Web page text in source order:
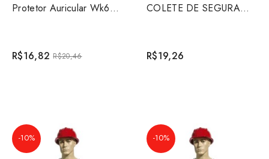
Protetor Auricular Wk60 Tipo Concha Worker
R$16,82 R$20,46
COLETE DE SEGURANCA REFLETIVO AM
R$19,26
-10% -10%